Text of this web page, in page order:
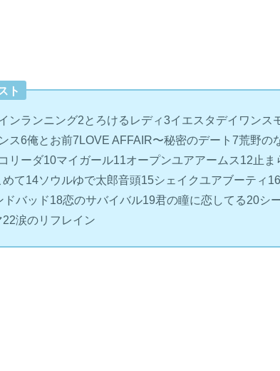
ト
ンランニング2 とろけるレディ3イエスタデイワンス
ス6俺とお前7LOVE AFFAIR〜秘密のデート7荒野の
リーダ10マイガール11オープンユアアームス 12 止ま
て14ソウルゆで太郎音頭15シェイクユアブーティ 16
ドバッド18恋のサバイバル19君の瞳に恋してる20シ
22涙のリフレイン